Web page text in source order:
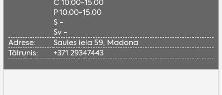
C 10.00-15.00
P 10.00-15.00
S -
Sv -
Adrese:
Saules iela 59, Madona
Tālrunis:
+371 29347443